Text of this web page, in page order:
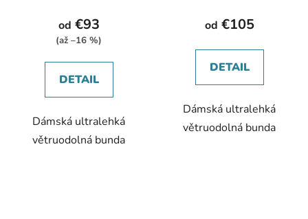
od €93
(až –16 %)
DETAIL
Dámská ultralehká
větruodolná bunda
od €105
DETAIL
Dámská ultralehká
větruodolná bunda